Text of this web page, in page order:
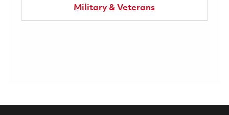
Military & Veterans